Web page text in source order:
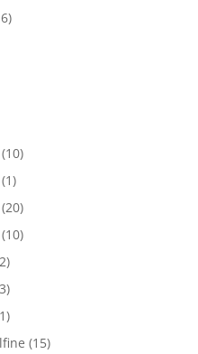
(10)
(1)
(20)
(10)
(15)